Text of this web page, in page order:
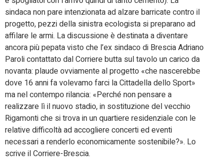
sindaca non pare intenzionata ad alzare barricate contro il
progetto, pezzi della sinistra ecologista si preparano ad
affilare le armi. La discussione è destinata a diventare
ancora più pepata visto che l’ex sindaco di Brescia Adriano
Paroli contattato dal Corriere butta sul tavolo un carico da
novanta: plaude ovviamente al progetto «che nascerebbe
dove 16 anni fa volevamo farci la Cittadella dello Sport»
ma nel contempo rilancia: «Perché non pensare a
realizzare lì il nuovo stadio, in sostituzione del vecchio
Rigamonti che si trova in un quartiere residenziale con le
relative difficoltà ad accogliere concerti ed eventi
necessari a renderlo economicamente sostenibile?». Lo
scrive il Corriere-Brescia.